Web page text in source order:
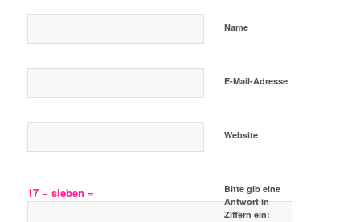
Name
E-Mail-Adresse
Website
Bitte gib eine
Antwort in
Ziffern ein:
17 − sieben =